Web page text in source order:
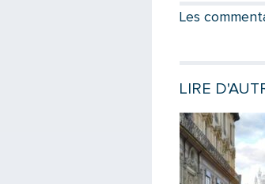
Les
LIRE
Lire la suite